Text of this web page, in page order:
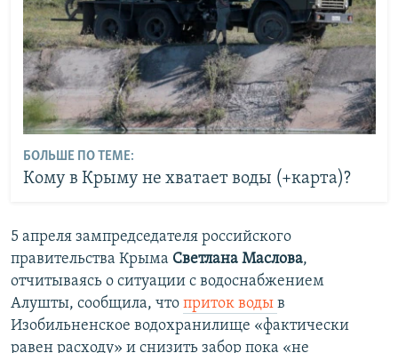
БОЛЬШЕ ПО ТЕМЕ:
Кому в Крыму не хватает воды (+карта)?
5 апреля зампредседателя российского
правительства Крыма Светлана Маслова,
отчитываясь о ситуации с водоснабжением
Алушты, сообщила, что приток воды в
Изобильненское водохранилище «фактически
равен расходу» и снизить забор пока «не